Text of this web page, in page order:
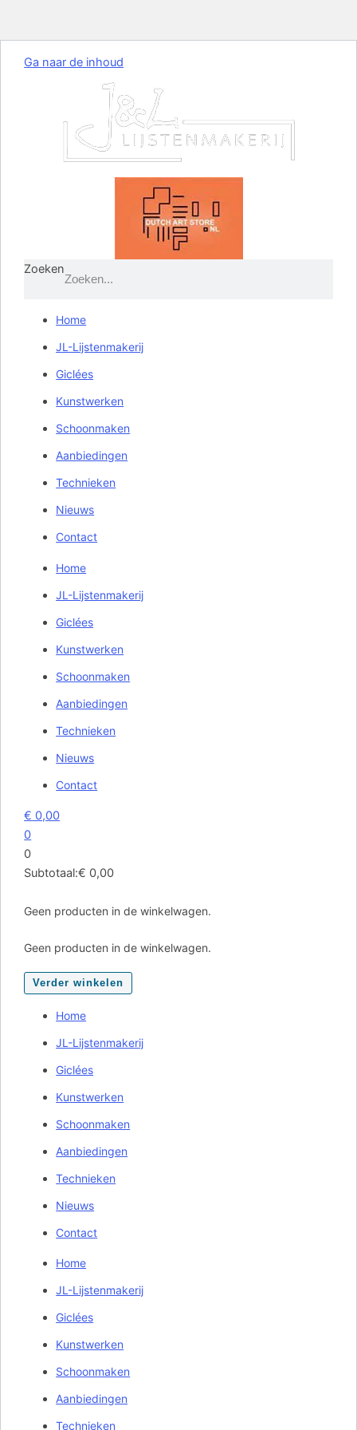
Ga naar de inhoud
Zoeken
Home
JL-Lijstenmakerij
Giclées
Kunstwerken
Schoonmaken
Aanbiedingen
Technieken
Nieuws
Contact
Home
JL-Lijstenmakerij
Giclées
Kunstwerken
Schoonmaken
Aanbiedingen
Technieken
Nieuws
Contact
€ 0,00
0
0
Subtotaal:€ 0,00
Geen producten in de winkelwagen.
Geen producten in de winkelwagen.
Verder winkelen
Home
JL-Lijstenmakerij
Giclées
Kunstwerken
Schoonmaken
Aanbiedingen
Technieken
Nieuws
Contact
Home
JL-Lijstenmakerij
Giclées
Kunstwerken
Schoonmaken
Aanbiedingen
Technieken